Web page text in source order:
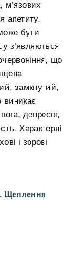
м’язових
апетиту,
бути
з’являються
що
замкнутий,
виникає
депресія,
Характерні
і зорові
Щеплення